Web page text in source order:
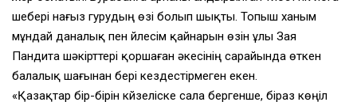
шебері нағыз гурудың өзі болып шықты. Топыш ханым
мұндай даналық пен үйлесім қайнарын өзін ұлы Зая
Пандита шәкірттері қоршаған әкесінің сарайында өткен
балалық шағынан бері кездестірмеген екен.
«Қазақтар бір-бірін күйзеліске сала бергенше, біраз көңіл